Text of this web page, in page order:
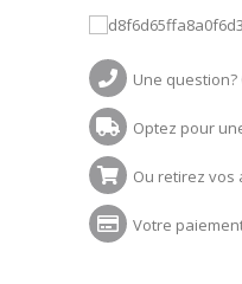
Une question?
Optez pour
Ou retirez vos
Votre